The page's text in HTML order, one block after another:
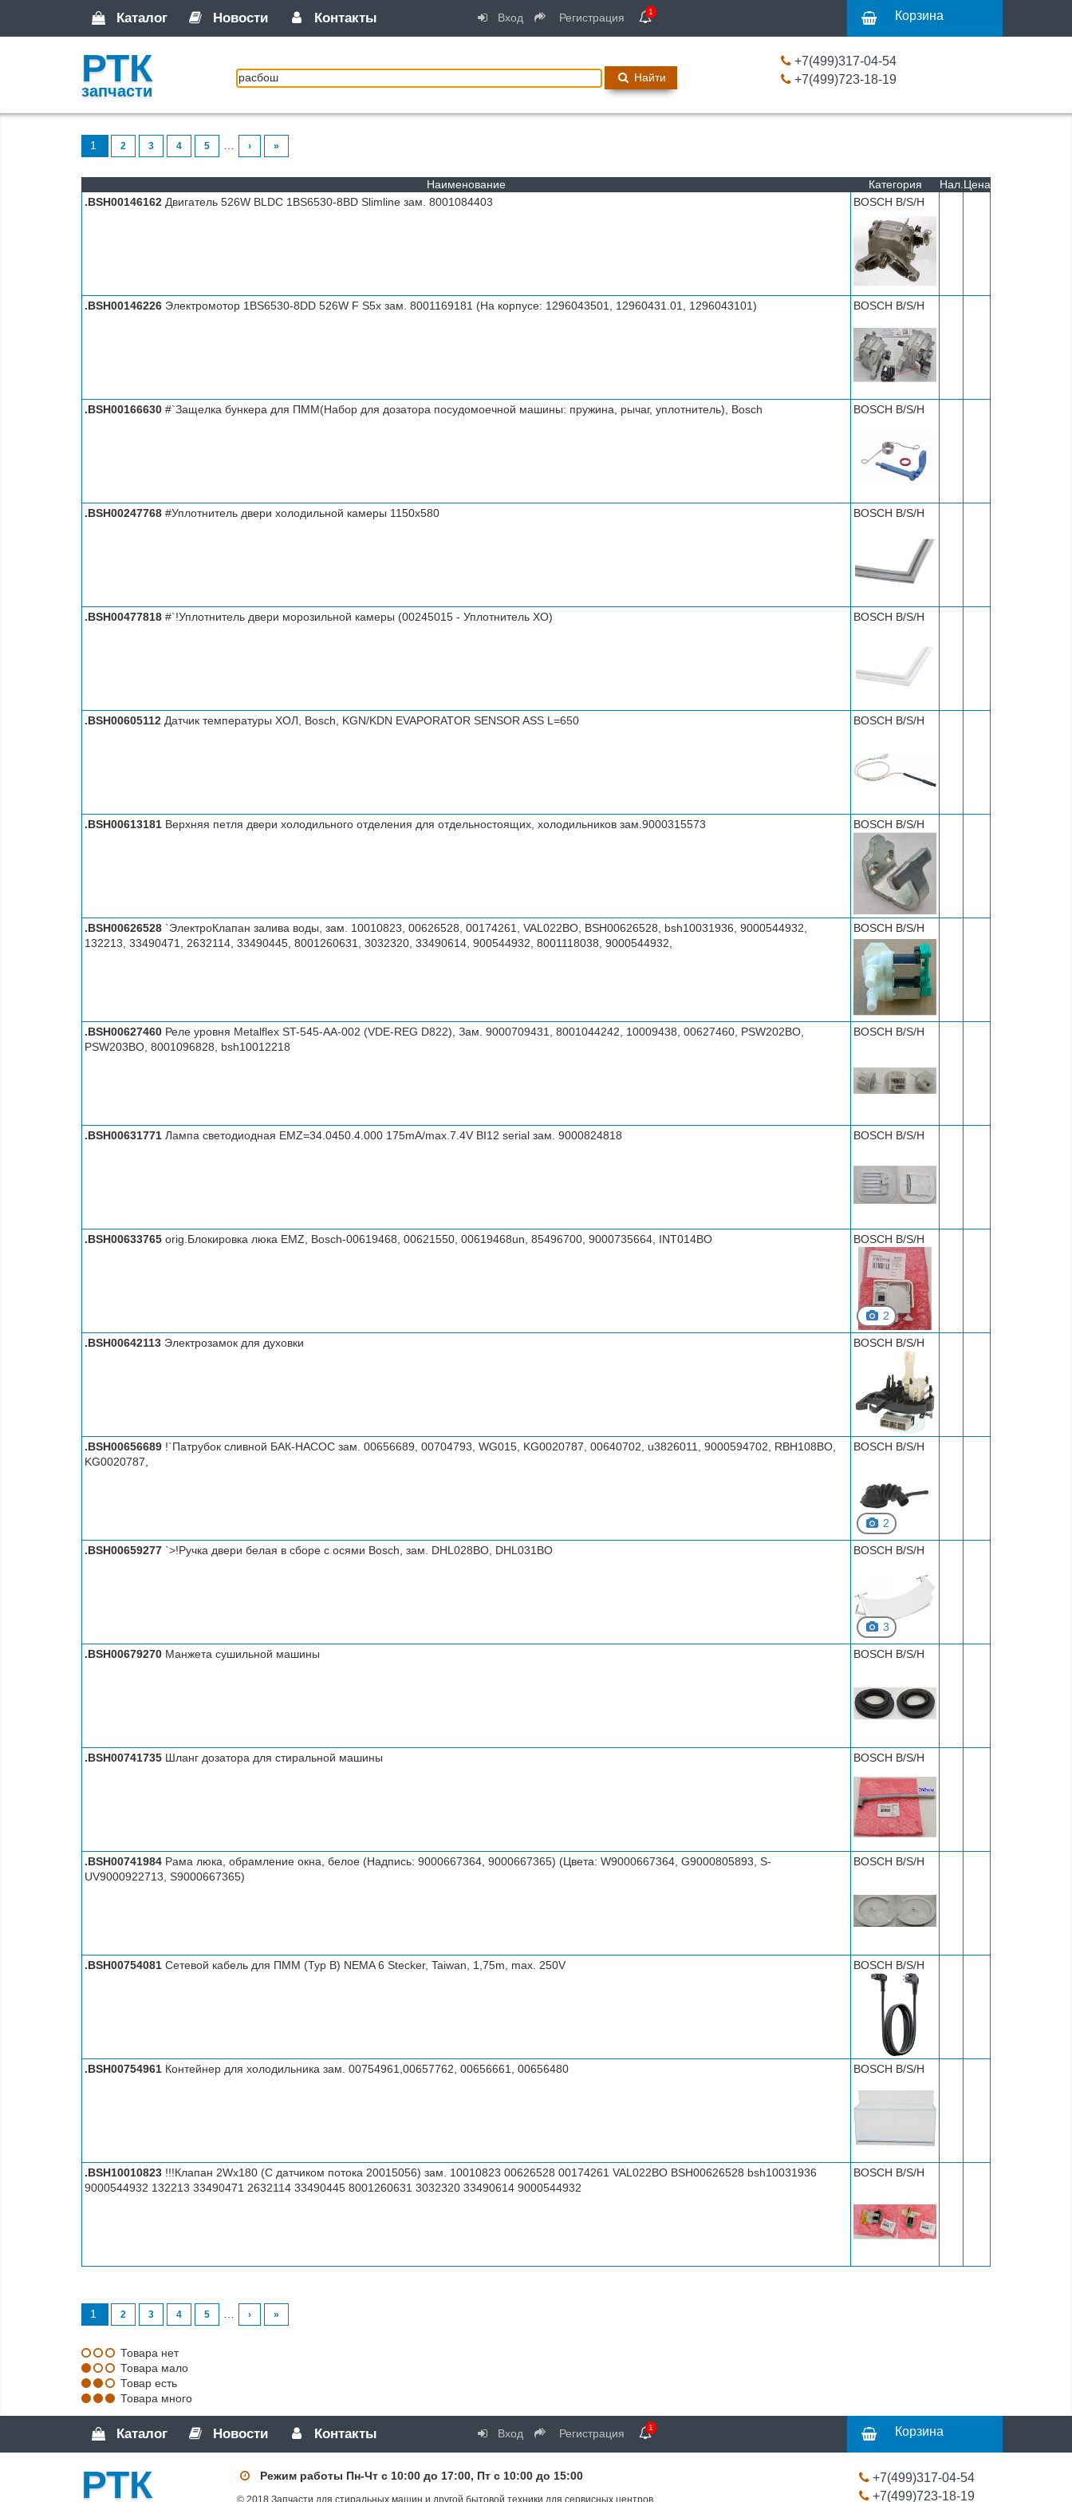
Каталог Новости Контакты Вход Регистрация 1 Корзина
РТК
запчасти
Найти
+7(499)317-04-54
+7(499)723-18-19
1 2 3 4 5 › »
Наименование Категория Нал. Цена
.BSH00146162 Двигатель 526W BLDC 1BS6530-8BD Slimline зам. 8001084403 BOSCH B/S/H
.BSH00146226 Электромотор 1BS6530-8DD 526W F S5x зам. 8001169181 (На корпусе: 1296043501, 12960431.01, 1296043101) BOSCH B/S/H
.BSH00166630 #`Защелка бункера для ПММ(Набор для дозатора посудомоечной машины: пружина, рычаг, уплотнитель), Bosch BOSCH B/S/H
.BSH00247768 #Уплотнитель двери холодильной камеры 1150x580 BOSCH B/S/H
.BSH00477818 #`!Уплотнитель двери морозильной камеры (00245015 - Уплотнитель ХО) BOSCH B/S/H
.BSH00605112 Датчик температуры ХОЛ, Bosch, KGN/KDN EVAPORATOR SENSOR ASS L=650 BOSCH B/S/H
.BSH00613181 Верхняя петля двери холодильного отделения для отдельностоящих, холодильников зам.9000315573 BOSCH B/S/H
.BSH00626528 `ЭлектроКлапан залива воды, зам. 10010823, 00626528, 00174261, VAL022BO, BSH00626528, bsh10031936, 9000544932,
132213, 33490471, 2632114, 33490445, 8001260631, 3032320, 33490614, 900544932, 8001118038, 9000544932,
BOSCH B/S/H
.BSH00627460 Реле уровня Metalflex ST-545-AA-002 (VDE-REG D822), Зам. 9000709431, 8001044242, 10009438, 00627460, PSW202BO,
PSW203BO, 8001096828, bsh10012218
BOSCH B/S/H
.BSH00631771 Лампа светодиодная EMZ=34.0450.4.000 175mA/max.7.4V BI12 serial зам. 9000824818 BOSCH B/S/H
.BSH00633765 orig.Блокировка люка EMZ, Bosch-00619468, 00621550, 00619468un, 85496700, 9000735664, INT014BO BOSCH B/S/H
2
.BSH00642113 Электрозамок для духовки BOSCH B/S/H
.BSH00656689 !`Патрубок сливной БАК-НАСОС зам. 00656689, 00704793, WG015, KG0020787, 00640702, u3826011, 9000594702, RBH108BO,
KG0020787,
BOSCH B/S/H
2
.BSH00659277 `>!Ручка двери белая в сборе с осями Bosch, зам. DHL028BO, DHL031BO BOSCH B/S/H
3
.BSH00679270 Манжета сушильной машины BOSCH B/S/H
.BSH00741735 Шланг дозатора для стиральной машины BOSCH B/S/H
.BSH00741984 Рама люка, обрамление окна, белое (Надпись: 9000667364, 9000667365) (Цвета: W9000667364, G9000805893, S-
UV9000922713, S9000667365)
BOSCH B/S/H
.BSH00754081 Сетевой кабель для ПММ (Typ B) NEMA 6 Stecker, Taiwan, 1,75m, max. 250V BOSCH B/S/H
.BSH00754961 Контейнер для холодильника зам. 00754961,00657762, 00656661, 00656480 BOSCH B/S/H
.BSH10010823 !!!Клапан 2Wx180 (C датчиком потока 20015056) зам. 10010823 00626528 00174261 VAL022BO BSH00626528 bsh10031936
9000544932 132213 33490471 2632114 33490445 8001260631 3032320 33490614 9000544932
BOSCH B/S/H
1 2 3 4 5 › »
Товара нет
Товара мало
Товар есть
Товара много
Каталог Новости Контакты Вход Регистрация 1 Корзина
РТК Режим работы Пн-Чт с 10:00 до 17:00, Пт с 10:00 до 15:00
© 2018 Запчасти для стиральных машин и другой бытовой техники для сервисных центров.
+7(499)317-04-54
+7(499)723-18-19